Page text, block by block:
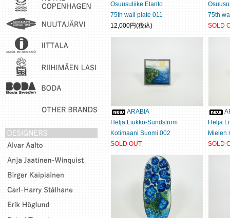
Osuusuliike Elanto
75th wall plate 011
12,000円(税込)
75th
SOLD
ARABIA
Helja Liukko-Sundstrom
Kotimaani Suomi 002
SOLD OUT
Helja
Mielen
SOLD